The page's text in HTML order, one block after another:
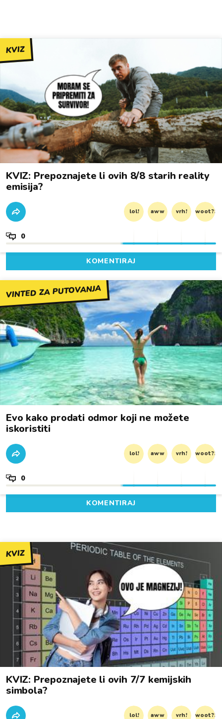
KVIZ
KVIZ: Prepoznajete li ovih 8/8 starih reality
emisija?
lol! aww vrh! woot?!
0
KOMENTIRAJ
VINTED ZA PUTOVANJA
Evo kako prodati odmor koji ne možete
iskoristiti
lol! aww vrh! woot?!
0
KOMENTIRAJ
KVIZ
KVIZ: Prepoznajete li ovih 7/7 kemijskih
simbola?
lol! aww vrh! woot?!